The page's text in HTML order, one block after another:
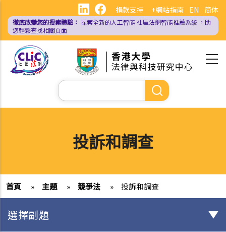
內
EN 简体
捐款支持 +網站指南
徹底改變您的搜索體驗： 探索全新的人工智能社區法網智能推薦系統 ，助
您輕鬆查找相關頁面
Search
投訴和調查
首頁 » 主題 » 競爭法 » 投訴和調查
選擇副題